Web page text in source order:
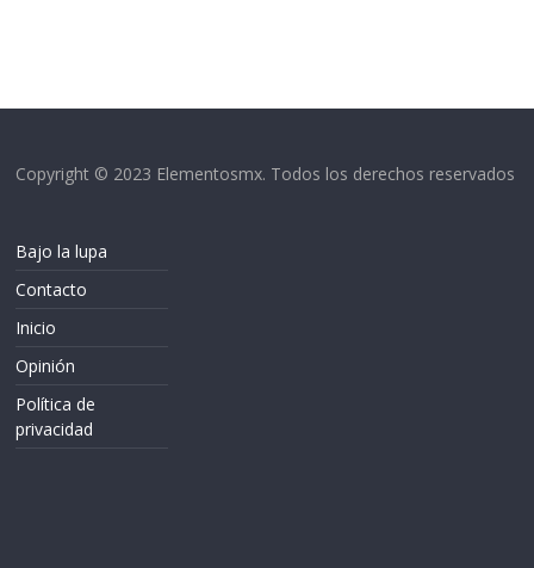
Copyright © 2023 Elementosmx. Todos los derechos reservados
Bajo la lupa
Contacto
Inicio
Opinión
Política de
privacidad